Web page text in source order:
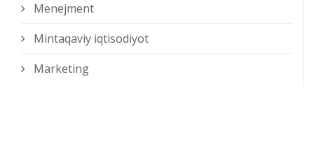
Menejment
Mintaqaviy iqtisodiyot
Marketing